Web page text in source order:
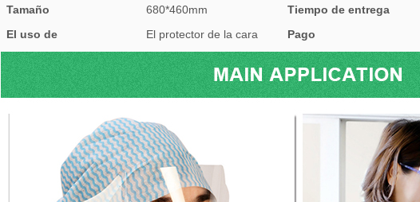
Tamaño
680*460mm Tiempo de entrega
El uso de
El protector de la cara Pago